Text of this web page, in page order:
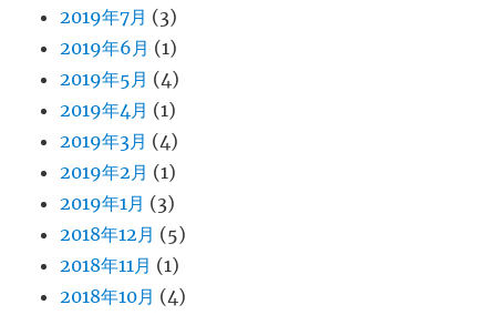
2019年7月 (3)
2019年6月 (1)
2019年5月 (4)
2019年4月 (1)
2019年3月 (4)
2019年2月 (1)
2019年1月 (3)
2018年12月 (5)
2018年11月 (1)
2018年10月 (4)